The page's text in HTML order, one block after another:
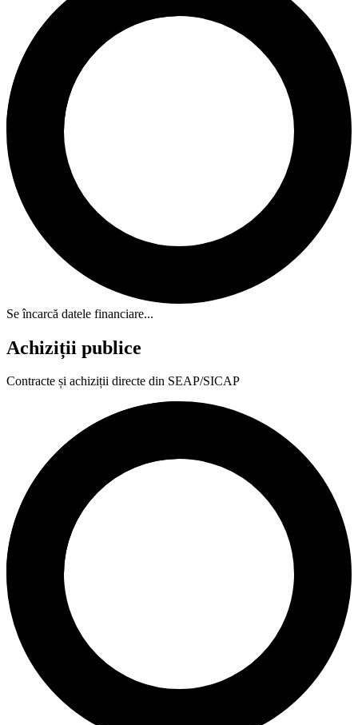
Se încarcă datele financiare...
Achiziții publice
Contracte și achiziții directe din SEAP/SICAP